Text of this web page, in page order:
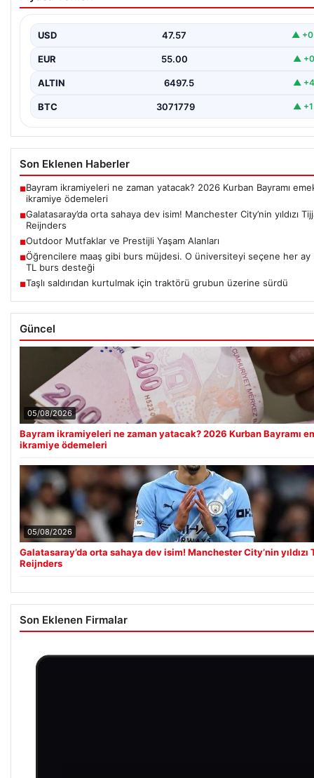
Manchester City’nin Yıldızı Tijjani Reijnders”}, “content”: “…
USD 47.57 ▲
EUR 55.00 ▲
ALTIN 6497.5 ▲
BTC 3071779 ▲
Son Eklenen Haberler
■Bayram ikramiyeleri ne zaman yatacak? 2026 Kurban Bayramı
ikramiye ödemeleri
■Galatasaray’da orta sahaya dev isim! Manchester City’nin yıldızı
Reijnders
■Outdoor Mutfaklar ve Prestijli Yaşam Alanları
■Öğrencilere maaş gibi burs müjdesi. O üniversiteyi seçene her ay
TL burs desteği
■Taşlı saldırıdan kurtulmak için traktörü grubun üzerine sürdü
Güncel
05/08/2026
Bayram ikramiyeleri ne zaman yatacak? 2026 Kurban Bayramı
ikramiye ödemeleri
05/08/2026
Galatasaray’da orta sahaya dev isim! Manchester City’nin yıldızı
Reijnders
Son Eklenen Firmalar